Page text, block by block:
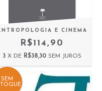
E CINEMA
R$114,90
3 X DE R$38,30 SEM JUROS
SEM